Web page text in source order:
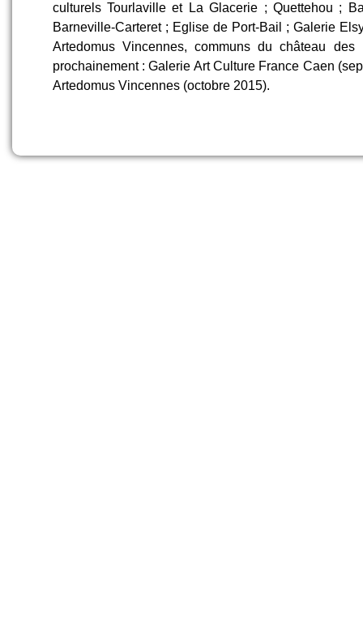
culturels Tourlaville et La Glacerie ; Quettehou ;
Barneville-Carteret ; Eglise de Port-Bail ; Galerie
Artedomus Vincennes, communs du château
prochainement : Galerie Art Culture France Caen
Artedomus Vincennes (octobre 2015).